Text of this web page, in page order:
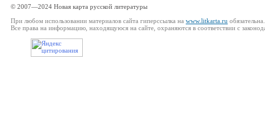
© 2007—2024 Новая карта русской литературы
При любом использовании материалов сайта гиперссылка на www.litkarta.ru обязательна.
Все права на информацию, находящуюся на сайте, охраняются в соответствии с